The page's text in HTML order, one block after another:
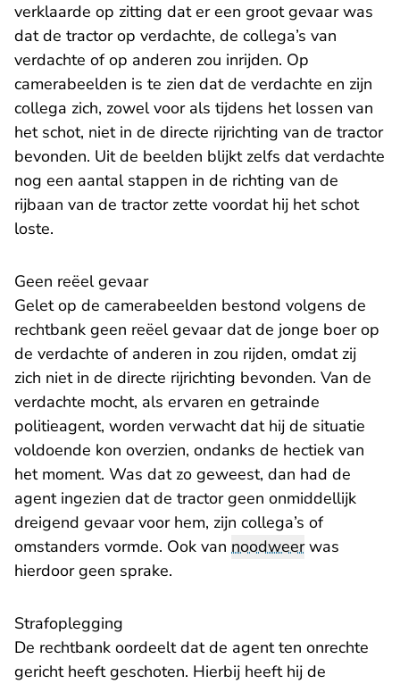
verklaarde op zitting dat er een groot gevaar was
dat de tractor op verdachte, de collega’s van
verdachte of op anderen zou inrijden. Op
camerabeelden is te zien dat de verdachte en zijn
collega zich, zowel voor als tijdens het lossen van
het schot, niet in de directe rijrichting van de tractor
bevonden. Uit de beelden blijkt zelfs dat verdachte
nog een aantal stappen in de richting van de
rijbaan van de tractor zette voordat hij het schot
loste.
Geen reëel gevaar
Gelet op de camerabeelden bestond volgens de
rechtbank geen reëel gevaar dat de jonge boer op
de verdachte of anderen in zou rijden, omdat zij
zich niet in de directe rijrichting bevonden. Van de
verdachte mocht, als ervaren en getrainde
politieagent, worden verwacht dat hij de situatie
voldoende kon overzien, ondanks de hectiek van
het moment. Was dat zo geweest, dan had de
agent ingezien dat de tractor geen onmiddellijk
dreigend gevaar voor hem, zijn collega’s of
omstanders vormde. Ook van noodweerwas
hierdoor geen sprake.
Strafoplegging
De rechtbank oordeelt dat de agent ten onrechte
gericht heeft geschoten. Hierbij heeft hij de